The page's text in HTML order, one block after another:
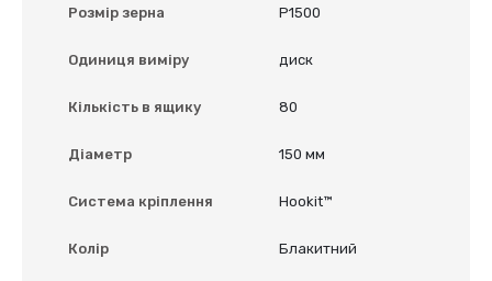
Розмір зерна P1500
Одиниця виміру диск
Кількість в ящику 80
Діаметр 150 мм
Система кріплення Hookit™
Колір Блакитний